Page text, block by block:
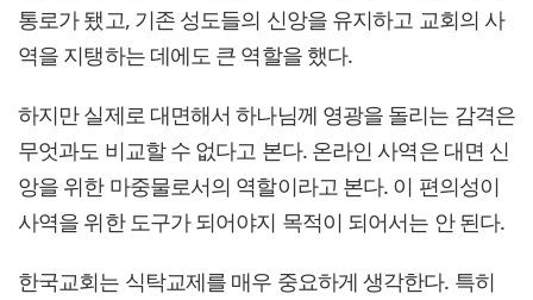
통로가 됐고, 기존 성도들의 신앙을 유지하고 교회의 사
역을 지탱하는 데에도 큰 역할을 했다.
하지만 실제로 대면해서 하나님께 영광을 돌리는 감격은
무엇과도 비교할 수 없다고 본다. 온라인 사역은 대면 신
앙을 위한 마중물로서의 역할이라고 본다. 이 편의성이
사역을 위한 도구가 되어야지 목적이 되어서는 안 된다.
한국교회는 식탁교제를 매우 중요하게 생각한다. 특히